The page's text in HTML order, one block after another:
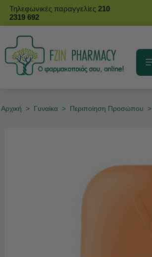
Τηλεφωνικές παραγγελίες 210
2319 692
Αρχική > Γυναίκα > Περιποίηση Προσώπου >